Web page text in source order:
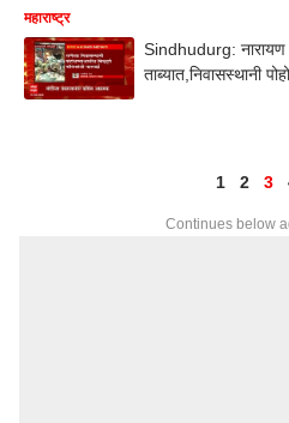
महाराष्ट्र
Sindhudurg: नारायण
ताब्यात,निवासस्थानी
1 2 3
Continues below